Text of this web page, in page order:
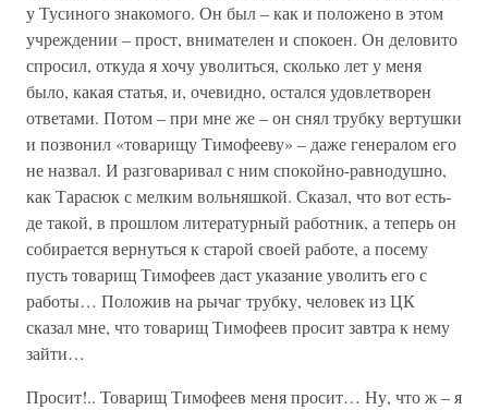
у Тусиного знакомого. Он был – как и положено в этом
учреждении – прост, внимателен и спокоен. Он деловито
спросил, откуда я хочу уволиться, сколько лет у меня
было, какая статья, и, очевидно, остался удовлетворен
ответами. Потом – при мне же – он снял трубку вертушки
и позвонил «товарищу Тимофееву» – даже генералом его
не назвал. И разговаривал с ним спокойно-равнодушно,
как Тарасюк с мелким вольняшкой. Сказал, что вот есть-
де такой, в прошлом литературный работник, а теперь он
собирается вернуться к старой своей работе, а посему
пусть товарищ Тимофеев даст указание уволить его с
работы… Положив на рычаг трубку, человек из ЦК
сказал мне, что товарищ Тимофеев просит завтра к нему
зайти…
Просит!.. Товарищ Тимофеев меня просит… Ну, что ж – я